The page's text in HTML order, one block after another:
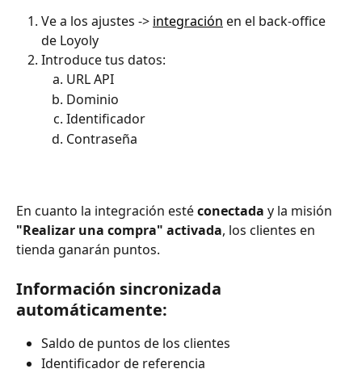
Ve a los ajustes -> integración en el back-office
de Loyoly
Introduce tus datos:
URL API
Dominio
Identificador
Contraseña
En cuanto la integración esté conectada y la misión
"Realizar una compra" activada, los clientes en
tienda ganarán puntos.
Información sincronizada
automáticamente:
Saldo de puntos de los clientes
Identificador de referencia